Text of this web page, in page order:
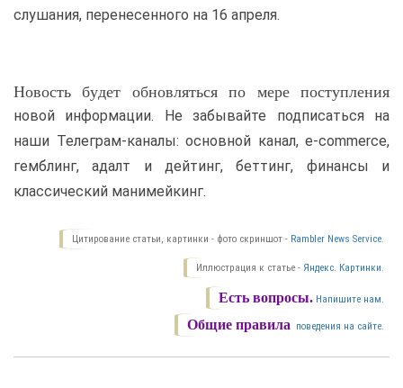
слушания, перенесенного на 16 апреля.
Новость будет обновляться по мере поступления
новой информации. Не забывайте подписаться на
наши Телеграм-каналы: основной канал, e-commerce,
гемблинг, адалт и дейтинг, беттинг, финансы и
классический манимейкинг.
Цитирование статьи, картинки - фото скриншот - Rambler News Service.
Иллюстрация к статье - Яндекс. Картинки.
Есть вопросы. Напишите нам.
Общие правила поведения на сайте.